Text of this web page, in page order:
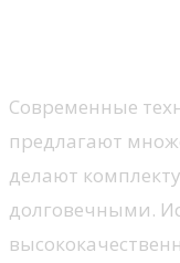
Современные
предлагают
делают
долговечными.